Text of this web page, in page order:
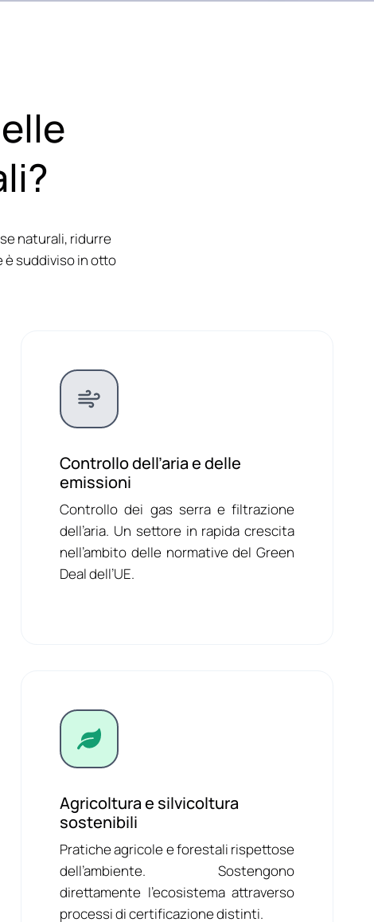
naturali, ridurre
è suddiviso in otto
Controllo dell’aria e delle
emissioni
Controllo dei gas serra e filtrazione
dell’aria. Un settore in rapida crescita
nell’ambito delle normative del Green
Deal dell’UE.
Agricoltura e silvicoltura
sostenibili
Pratiche agricole e forestali rispettose
dell’ambiente. Sostengono
direttamente l’ecosistema attraverso
processi di certificazione distinti.